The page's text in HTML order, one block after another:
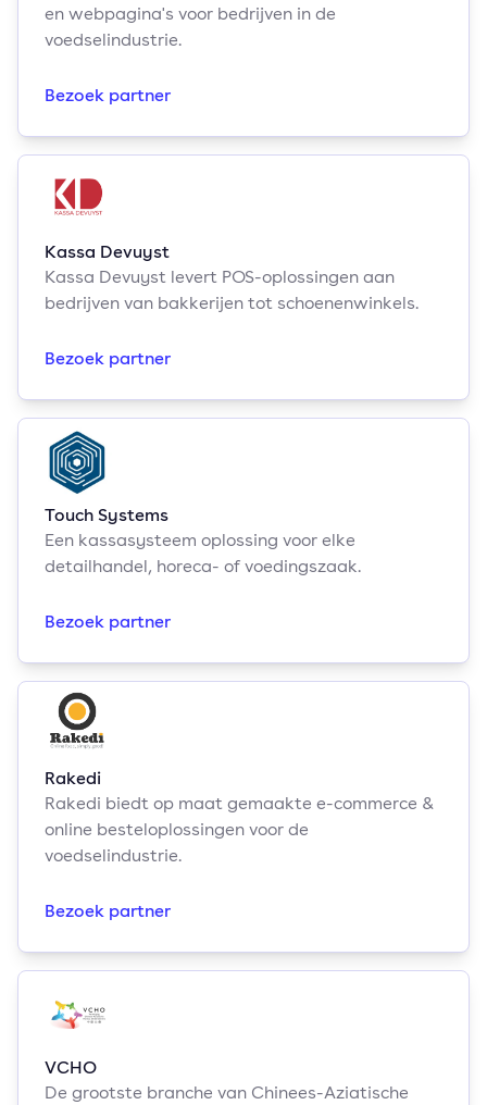
en webpagina's voor bedrijven in de
voedselindustrie.
Bezoek partner
Kassa Devuyst
Kassa Devuyst levert POS-oplossingen aan
bedrijven van bakkerijen tot schoenenwinkels.
Bezoek partner
Touch Systems
Een kassasysteem oplossing voor elke
detailhandel, horeca- of voedingszaak.
Bezoek partner
Rakedi
Rakedi biedt op maat gemaakte e-commerce &
online besteloplossingen voor de
voedselindustrie.
Bezoek partner
VCHO
De grootste branche van Chinees-Aziatische